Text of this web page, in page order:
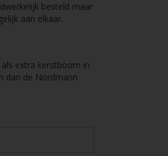
besteld maar
aan elkaar.
extra kerstboom in
dan de Nordmann